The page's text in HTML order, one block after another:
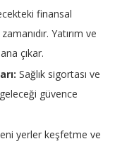
finansal
Yatırım ve
çıkar.
Sağlık sigortası ve
güvence
yerler keşfetme ve